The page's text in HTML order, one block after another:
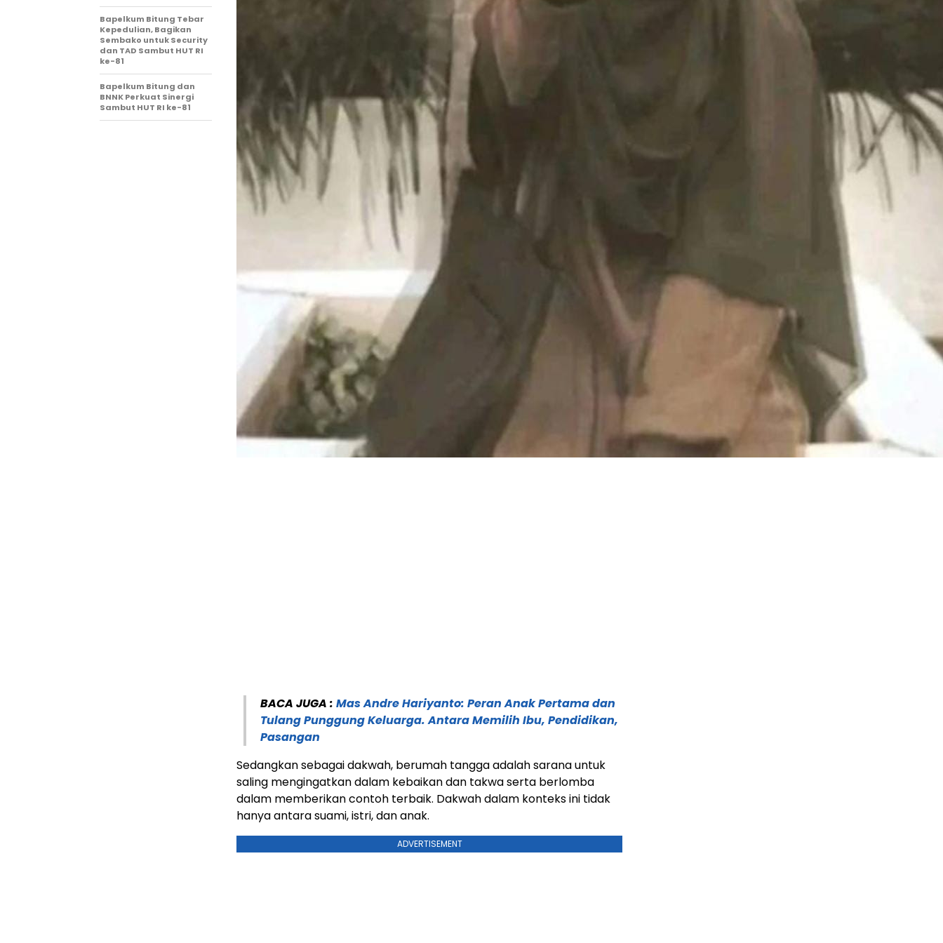
BACA JUGA : Mas Andre Hariyanto: Peran Anak Pertama dan
Tulang Punggung Keluarga. Antara Memilih Ibu, Pendidikan,
Pasangan
Sedangkan sebagai dakwah, berumah tangga adalah sarana untuk
saling mengingatkan dalam kebaikan dan takwa serta berlomba
dalam memberikan contoh terbaik. Dakwah dalam konteks ini tidak
hanya antara suami, istri, dan anak.
ADVERTISEMENT
Bapelkum Bitung Tebar
Kepedulian, Bagikan
Sembako untuk Security
dan TAD Sambut HUT RI
ke-81
Bapelkum Bitung dan
BNNK Perkuat Sinergi
Sambut HUT RI ke-81